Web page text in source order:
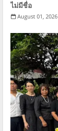
ไม่มีชื่อ
August 01, 2026